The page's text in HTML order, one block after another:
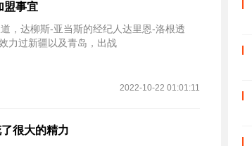
盟事宜
，达柳斯-亚当斯的经纪人达里恩-洛根透
力过新疆以及青岛，出战
2022-10-22 01:01:11
很大的精力